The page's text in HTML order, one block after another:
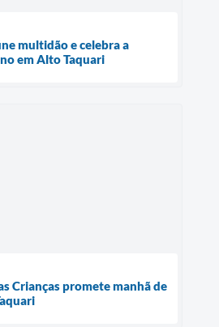
multidão e celebra a
em Alto Taquari
Crianças promete manhã de